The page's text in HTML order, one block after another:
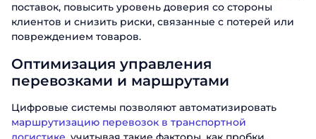
поставок, повысить уровень доверия со стороны
клиентов и снизить риски, связанные с потерей или
повреждением товаров.
Оптимизация управления
перевозками и маршрутами
Цифровые системы позволяют автоматизировать
маршрутизацию перевозок в транспортной